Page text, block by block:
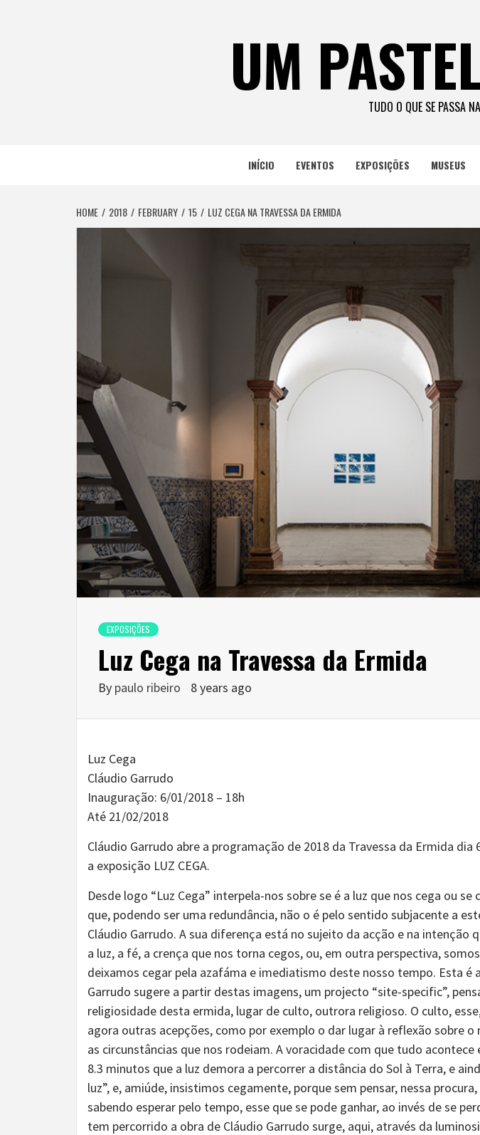
UM
TUDO O QUE SE PASSA
INÍCIO EVENTOS EXPOSIÇÕES MUSEUS
HOME 2018 FEBRUARY 15 LUZ CEGA NA TRAVESSA DA ERMIDA
EXPOSIÇÕES
Luz Cega na Travessa da Ermida
By paulo ribeiro 8 years ago
Luz Cega
Cláudio Garrudo
Inauguração: 6/01/2018 – 18h
Até 21/02/2018
Cláudio Garrudo abre a programação de 2018 da Travessa da Ermida dia
a exposição LUZ CEGA.
Desde logo “Luz Cega” interpela-nos sobre se é a luz que nos cega ou
que, podendo ser uma redundância, não o é pelo sentido subjacente a
Cláudio Garrudo. A sua diferença está no sujeito da acção e na intenção
a luz, a fé, a crença que nos torna cegos, ou, em outra perspectiva,
deixamos cegar pela azafáma e imediatismo deste nosso tempo. Esta é
Garrudo sugere a partir destas imagens, um projecto “site-specific”,
religiosidade desta ermida, lugar de culto, outrora religioso. O culto,
agora outras acepções, como por exemplo o dar lugar à reflexão sobre
as circunstâncias que nos rodeiam. A voracidade com que tudo
8.3 minutos que a luz demora a percorrer a distância do Sol à Terra, e
luz”, e, amiúde, insistimos cegamente, porque sem pensar, nessa
sabendo esperar pelo tempo, esse que se pode ganhar, ao invés de se
tem percorrido a obra de Cláudio Garrudo surge, aqui, através da